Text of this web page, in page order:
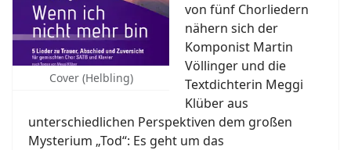
Cover (Helbling)
von fünf Chorliedern
nähern sich der
Komponist Martin
Völlinger und die
Textdichterin Meggi
Klüber aus
unterschiedlichen Perspektiven dem großen
Mysterium „Tod“: Es geht um das